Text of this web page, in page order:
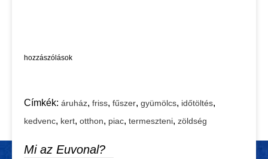
hozzászólások
Címkék: áruház, friss, fűszer, gyümölcs, időtöltés,
kedvenc, kert, otthon, piac, termeszteni, zöldség
Mi az Euvonal?